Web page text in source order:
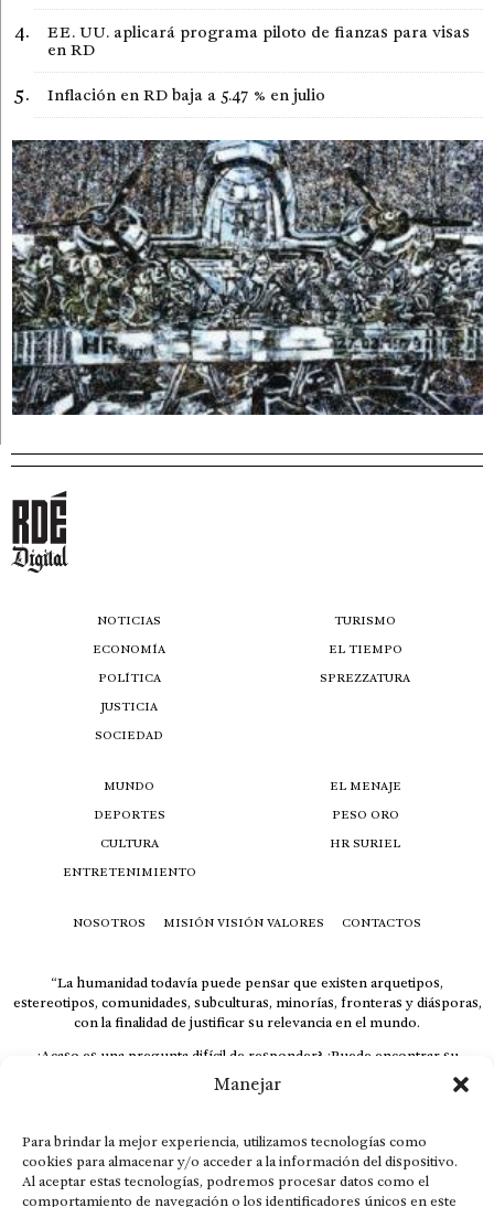
Manejar
Para brindar la mejor experiencia, utilizamos tecnologías como
cookies para almacenar y/o acceder a la información del dispositivo.
Al aceptar estas tecnologías, podremos procesar datos como el
comportamiento de navegación o los identificadores únicos en este
EE. UU. aplicará programa piloto de fianzas para visas
en RD
Inflación en RD baja a 5.47 % en julio
NOTICIAS
ECONOMÍA
POLÍTICA
JUSTICIA
SOCIEDAD
TURISMO
EL TIEMPO
SPREZZATURA
MUNDO
DEPORTES
CULTURA
ENTRETENIMIENTO
EL MENAJE
PESO ORO
HR SURIEL
NOSOTROS MISIÓN VISIÓN VALORES CONTACTOS
“La humanidad todavía puede pensar que existen arquetipos,
estereotipos, comunidades, subculturas, minorías, fronteras y diásporas,
con la finalidad de justificar su relevancia en el mundo.
¿Acaso es una pregunta difícil de responder? ¿Puede encontrar su
respuesta al instante, otorgando al receptor cuestionado espacio y
velocidad suficiente para responder correctamente? De no ser así, el que
El concepto de familia no está limitado exclusivamente a la sangre; seres
que surgen en nuestro diario vivir suelen pesar más que los
emparentados. Más bien, el apego de estas dos versiones de seres